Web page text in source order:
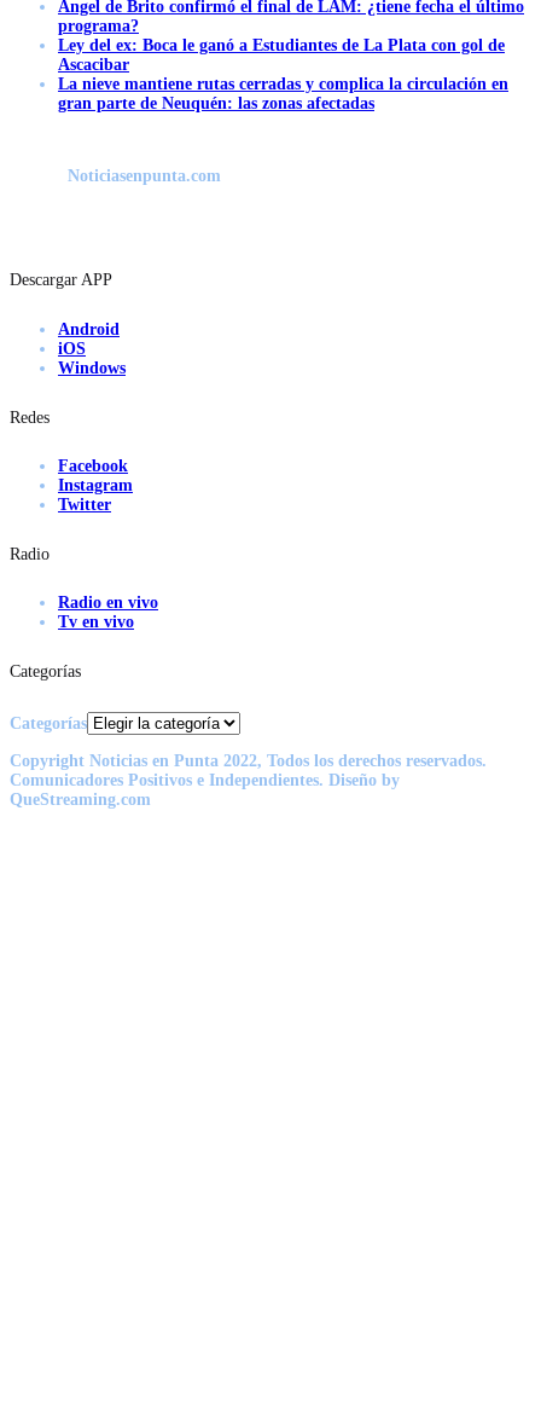
Ángel de Brito confirmó el final de LAM: ¿tiene fecha el último
programa?
Ley del ex: Boca le ganó a Estudiantes de La Plata con gol de
Ascacibar
La nieve mantiene rutas cerradas y complica la circulación en
gran parte de Neuquén: las zonas afectadas
Noticiasenpunta.com
Descargar APP
Android
iOS
Windows
Redes
Facebook
Instagram
Twitter
Radio
Radio en vivo
Tv en vivo
Categorías
Categorías
Copyright Noticias en Punta 2022, Todos los derechos reservados.
Comunicadores Positivos e Independientes. Diseño by
QueStreaming.com